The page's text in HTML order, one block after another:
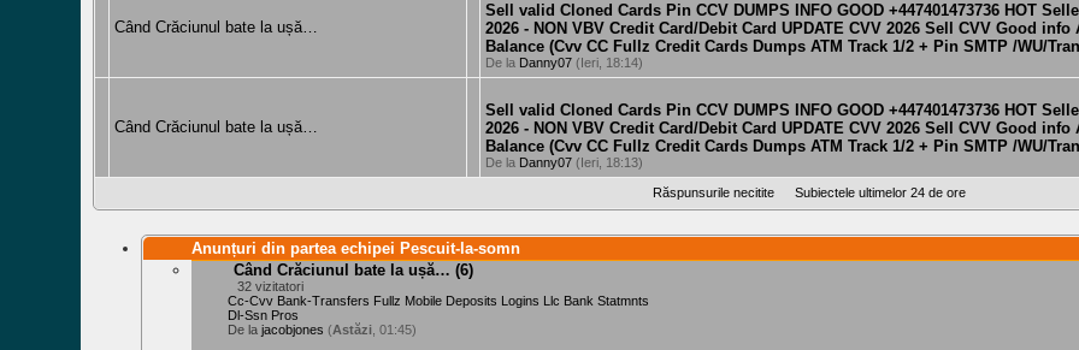
Când Crăciunul bate la ușă…
Sell valid Cloned Cards Pin CCV DUMPS INFO GOOD +447401473736 HOT
2026 - NON VBV Credit Card/Debit Card UPDATE CVV 2026 Sell CVV Good info
Balance (Cvv CC Fullz Credit Cards Dumps ATM Track 1/2 + Pin SMTP /WU/
De la Danny07 (Ieri, 18:14)
Când Crăciunul bate la ușă…
Sell valid Cloned Cards Pin CCV DUMPS INFO GOOD +447401473736 HOT
2026 - NON VBV Credit Card/Debit Card UPDATE CVV 2026 Sell CVV Good info
Balance (Cvv CC Fullz Credit Cards Dumps ATM Track 1/2 + Pin SMTP /WU/
De la Danny07 (Ieri, 18:13)
Răspunsurile necitite Subiectele ultimelor 24 de ore
Anunțuri din partea echipei Pescuit-la-somn
Când Crăciunul bate la ușă… (6)
32 vizitatori
Cc-Cvv Bank-Transfers Fullz Mobile Deposits Logins Llc Bank Statmnts
Dl-Ssn Pros
De lajacobjones (Astăzi , 01:45)